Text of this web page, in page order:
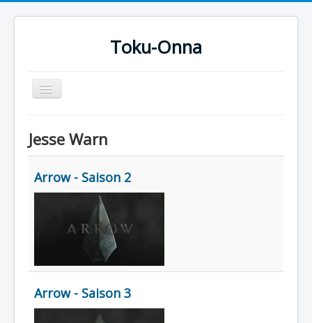
Toku-Onna
Basculer
la
Toku-Actrices
Toku-Critiques
Séries
Dessins
Artiste Asperger
Lexique
Jesse Warn
Arrow - Saison 2
Arrow - Saison 3